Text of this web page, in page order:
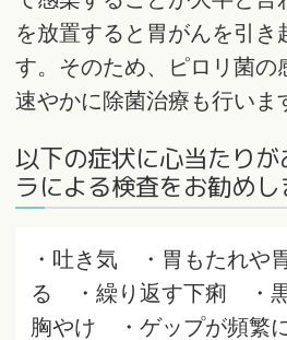
を放置すると胃がんを引き
す。そのため、ピロリ菌の
速やかに除菌治療も行いま
以下の症状に心当たり
ラによる検査をお勧めし
・吐き気 ・胃もたれや
る ・繰り返す下痢 ・
胸やけ ・ゲップが頻繁